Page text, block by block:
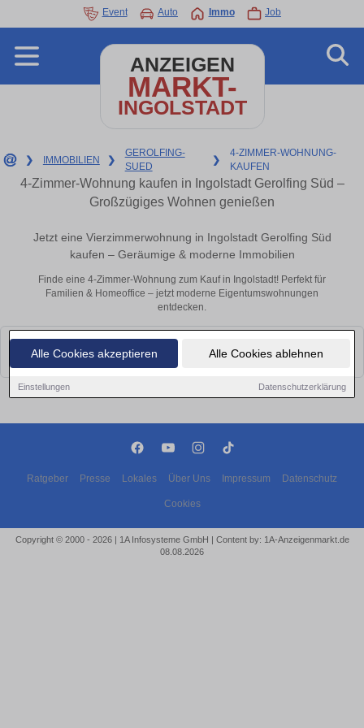
Alle Cookies akzeptieren Alle Cookies ablehnen
Einstellungen Datenschutzerklärung
Event Auto Immo Job
ANZEIGEN
MARKT-
INGOLSTADT
❯ IMMOBILIEN ❯
GEROLFING-
SUED
❯
4-ZIMMER-WOHNUNG-
KAUFEN
4-Zimmer-Wohnung kaufen in Ingolstadt Gerolfing Süd –
Großzügiges Wohnen genießen
Jetzt eine Vierzimmerwohnung in Ingolstadt Gerolfing Süd
kaufen – Geräumige & moderne Immobilien
Finde eine 4-Zimmer-Wohnung zum Kauf in Ingolstadt! Perfekt für
Familien & Homeoffice – jetzt moderne Eigentumswohnungen
entdecken.
Leider konnten wir derzeit keine passenden Objekte finden. Schauen Sie
bald wieder vorbei!
Ratgeber Presse Lokales Über Uns Impressum Datenschutz
Cookies
Copyright © 2000 - 2026 | 1A Infosysteme GmbH | Content by: 1A-Anzeigenmarkt.de
08.08.2026